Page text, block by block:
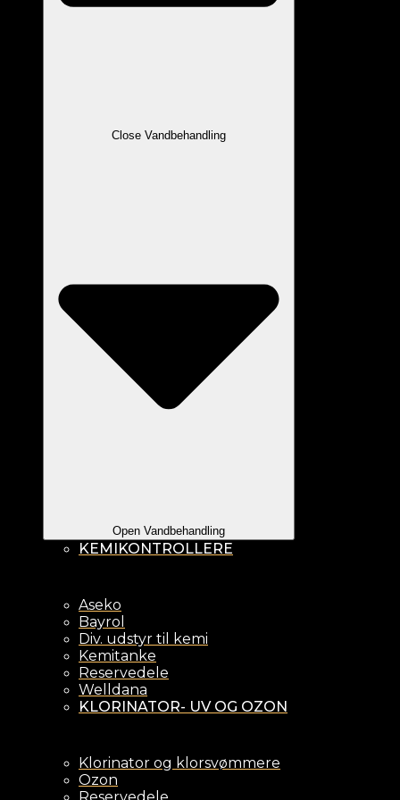
Close Vandbehandling
Open Vandbehandling
KEMIKONTROLLERE
Aseko
Bayrol
Div. udstyr til kemi
Kemitanke
Reservedele
Welldana
KLORINATOR- UV OG OZON
Klorinator og klorsvømmere
Ozon